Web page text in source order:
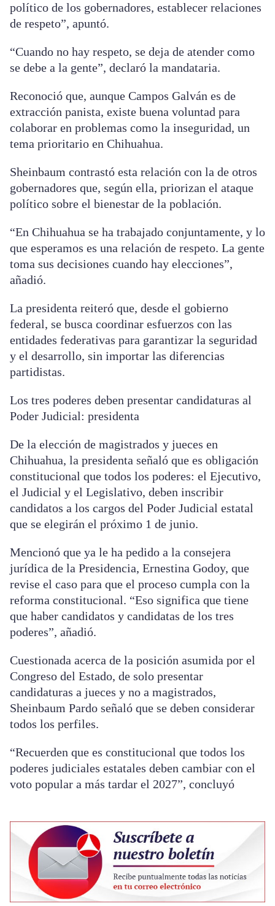
político de los gobernadores, establecer relaciones
de respeto”, apuntó.
“Cuando no hay respeto, se deja de atender como
se debe a la gente”, declaró la mandataria.
Reconoció que, aunque Campos Galván es de
extracción panista, existe buena voluntad para
colaborar en problemas como la inseguridad, un
tema prioritario en Chihuahua.
Sheinbaum contrastó esta relación con la de otros
gobernadores que, según ella, priorizan el ataque
político sobre el bienestar de la población.
“En Chihuahua se ha trabajado conjuntamente, y lo
que esperamos es una relación de respeto. La gente
toma sus decisiones cuando hay elecciones”,
añadió.
La presidenta reiteró que, desde el gobierno
federal, se busca coordinar esfuerzos con las
entidades federativas para garantizar la seguridad
y el desarrollo, sin importar las diferencias
partidistas.
Los tres poderes deben presentar candidaturas al
Poder Judicial: presidenta
De la elección de magistrados y jueces en
Chihuahua, la presidenta señaló que es obligación
constitucional que todos los poderes: el Ejecutivo,
el Judicial y el Legislativo, deben inscribir
candidatos a los cargos del Poder Judicial estatal
que se elegirán el próximo 1 de junio.
Mencionó que ya le ha pedido a la consejera
jurídica de la Presidencia, Ernestina Godoy, que
revise el caso para que el proceso cumpla con la
reforma constitucional. “Eso significa que tiene
que haber candidatos y candidatas de los tres
poderes”, añadió.
Cuestionada acerca de la posición asumida por el
Congreso del Estado, de solo presentar
candidaturas a jueces y no a magistrados,
Sheinbaum Pardo señaló que se deben considerar
todos los perfiles.
“Recuerden que es constitucional que todos los
poderes judiciales estatales deben cambiar con el
voto popular a más tardar el 2027”, concluyó